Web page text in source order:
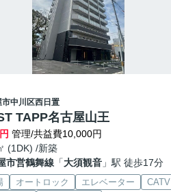
中川区西日置
TAPP名古屋山王
管理/共益費10,000円
(1DK) /新築
市営鶴舞線「大須観音」駅 徒歩17分
オートロック エレベーター
CATV